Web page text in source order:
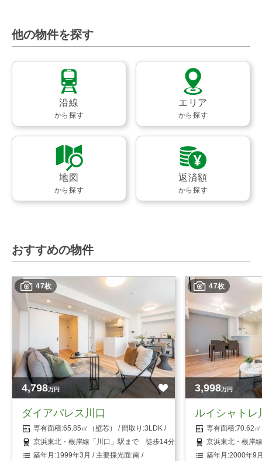
他の物件を探す
沿線
から探す
エリア
から探す
地図
から探す
返済額
から探す
おすすめの物件
47枚
4,798万円
ダイアパレス川口
65.85㎡（壁芯）
3LDK
京浜東北・根岸線「川口」駅まで 徒歩14分
1999年3月
南
47枚
3,998万円
ルイシャトレ
70.62
京浜東北・根岸
2000年9